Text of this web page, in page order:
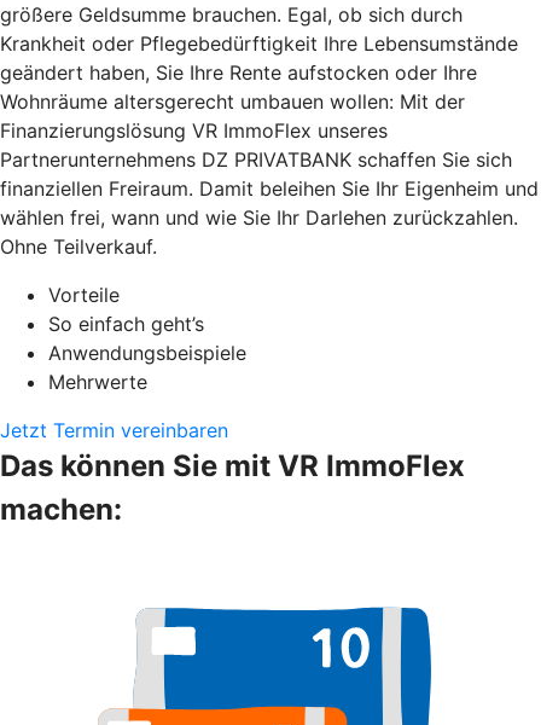
größere Geldsumme brauchen. Egal, ob sich durch
Krankheit oder Pflegebedürftigkeit Ihre Lebensumstände
geändert haben, Sie Ihre Rente aufstocken oder Ihre
Wohnräume altersgerecht umbauen wollen: Mit der
Finanzierungslösung VR ImmoFlex unseres
Partnerunternehmens DZ PRIVATBANK schaffen Sie sich
finanziellen Freiraum. Damit beleihen Sie Ihr Eigenheim und
wählen frei, wann und wie Sie Ihr Darlehen zurückzahlen.
Ohne Teilverkauf.
Vorteile
So einfach geht’s
Anwendungsbeispiele
Mehrwerte
Jetzt Termin vereinbaren
Das können Sie mit VR ImmoFlex
machen: